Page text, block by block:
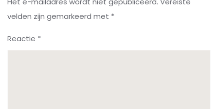
velden zijn gemarkeerd met *
Reactie *